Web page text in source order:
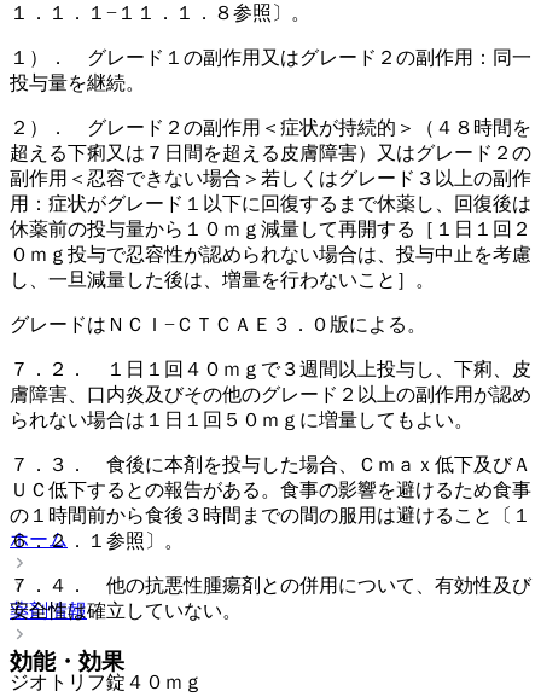
１．１．１−１１．１．８参照〕。
１）． グレード１の副作用又はグレード２の副作用：同一
投与量を継続。
２）． グレード２の副作用＜症状が持続的＞（４８時間を
超える下痢又は７日間を超える皮膚障害）又はグレード２の
副作用＜忍容できない場合＞若しくはグレード３以上の副作
用：症状がグレード１以下に回復するまで休薬し、回復後は
休薬前の投与量から１０ｍｇ減量して再開する［１日１回２
０ｍｇ投与で忍容性が認められない場合は、投与中止を考慮
し、一旦減量した後は、増量を行わないこと］。
グレードはＮＣＩ−ＣＴＣＡＥ３．０版による。
７．２． １日１回４０ｍｇで３週間以上投与し、下痢、皮
膚障害、口内炎及びその他のグレード２以上の副作用が認め
られない場合は１日１回５０ｍｇに増量してもよい。
７．３． 食後に本剤を投与した場合、Ｃｍａｘ低下及びＡ
ＵＣ低下するとの報告がある。食事の影響を避けるため食事
の１時間前から食後３時間までの間の服用は避けること〔１
６．２．１参照〕。
７．４． 他の抗悪性腫瘍剤との併用について、有効性及び
安全性は確立していない。
効能・効果
ホーム
薬剤情報
ジオトリフ錠４０ｍｇ